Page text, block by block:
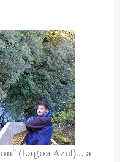
(Lagoa Azul)… a